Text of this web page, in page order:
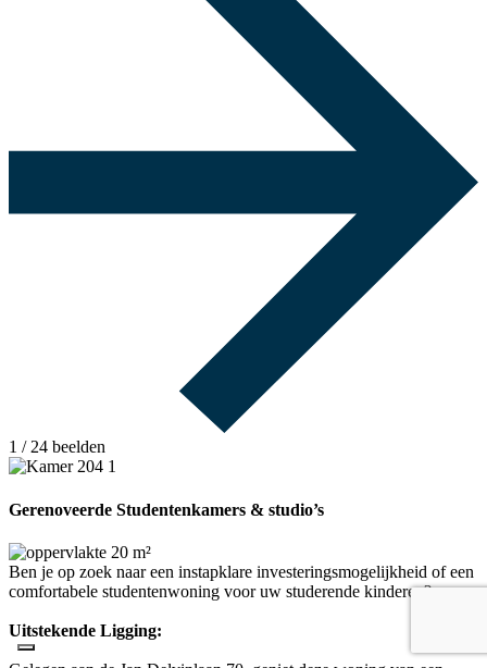
1 / 24 beelden
Gerenoveerde Studentenkamers & studio’s
20 m²
Ben je op zoek naar een instapklare investeringsmogelijkheid of een
comfortabele studentenwoning voor uw studerende kinderen?
Uitstekende Ligging: